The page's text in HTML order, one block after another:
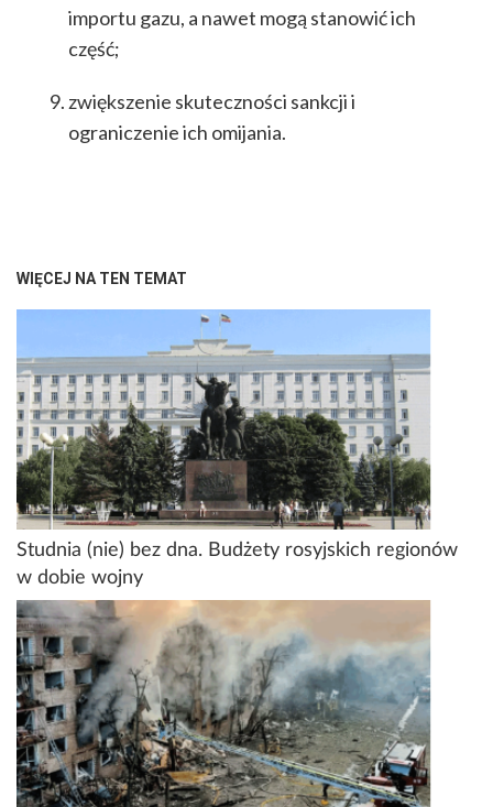
importu gazu, a nawet mogą stanowić ich
część;
zwiększenie skuteczności sankcji i
ograniczenie ich omijania.
WIĘCEJ NA TEN TEMAT
Studnia (nie) bez dna. Budżety rosyjskich regionów
w dobie wojny